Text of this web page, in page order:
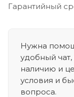
Гарантийный
Нужна
удобный
наличию и
условия и
вопроса.